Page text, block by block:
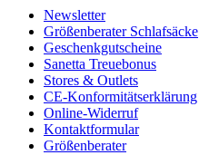
Newsletter
Größenberater Schlafsäcke
Geschenkgutscheine
Sanetta Treuebonus
Stores & Outlets
CE-Konformitätserklärung
Online-Widerruf
Kontaktformular
Größenberater